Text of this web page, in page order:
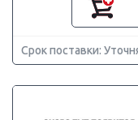
Срок поставки: